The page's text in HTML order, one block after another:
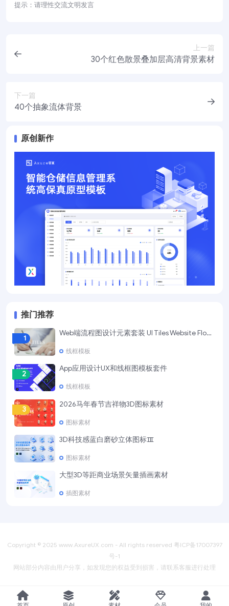
提示：请理性交流文明发言
上一篇
30个红色散景叠加层高清背景素材
下一篇
40个抽象流体背景
原创新作
推门推荐
1
Web端流程图设计元素套装 UI Tiles Website Flowcharts
线框模板
2
App应用设计UX和线框图模板套件
线框模板
3
2026马年春节吉祥物3D图标素材
图标素材
4
3D科技感蓝白磨砂立体图标Ⅲ
图标素材
5
大型3D等距商业场景矢量插画素材
插图素材
Copyright © 2025 www.AxureUX.com - All rights reserved 粤ICP备17007397
号-1
网站部分内容由用户分享，如发现您的权益受到损害，请联系客服进行处理